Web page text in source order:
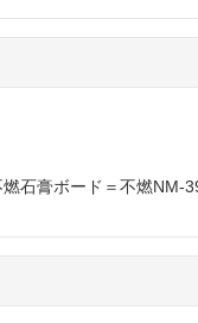
石膏ボード＝不燃NM-